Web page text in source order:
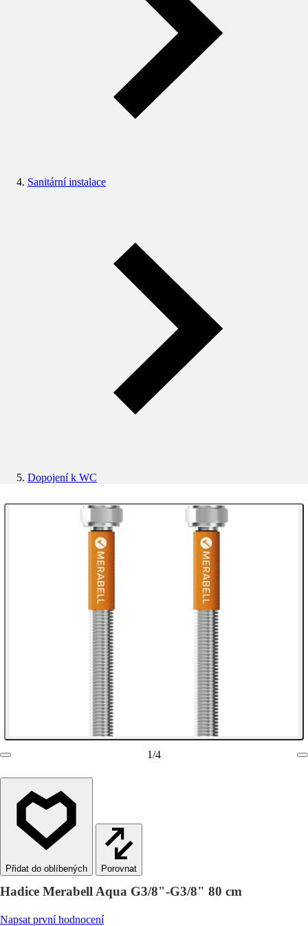
Sanitární instalace
Dopojení k WC
1/4
Porovnat
Hadice Merabell Aqua G3/8"-G3/8" 80 cm
Napsat první hodnocení